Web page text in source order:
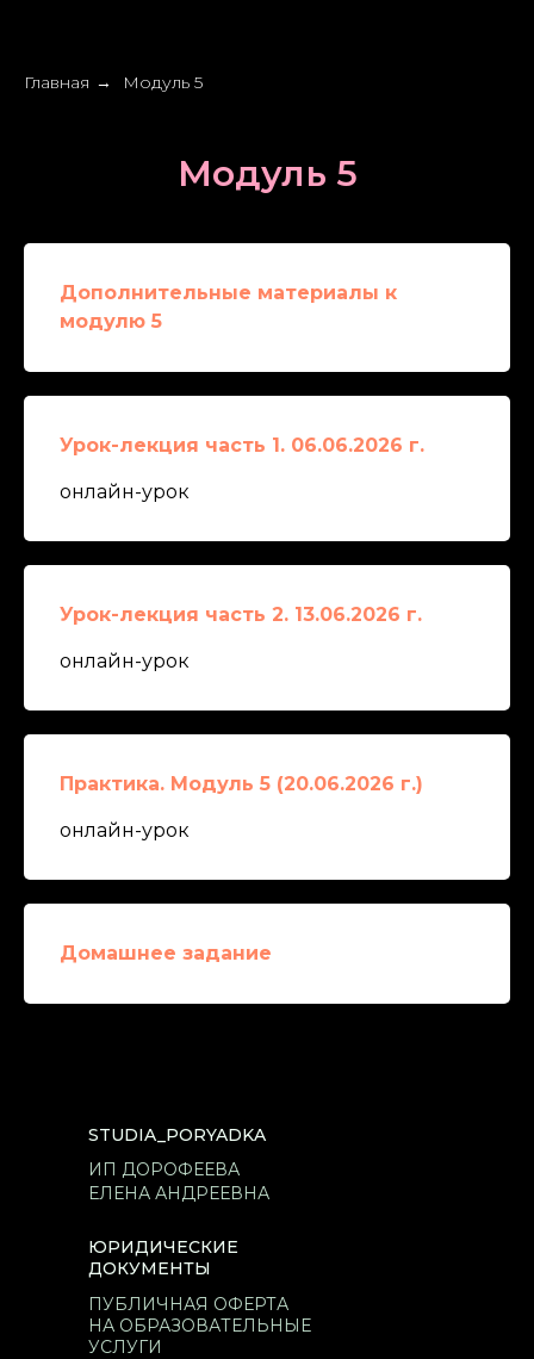
Главная → Модуль 5
Модуль 5
Дополнительные материалы к
модулю 5
Урок-лекция часть 1. 06.06.2026 г.
онлайн-урок
Урок-лекция часть 2. 13.06.2026 г.
онлайн-урок
Практика. Модуль 5 (20.06.2026 г.)
онлайн-урок
Домашнее задание
ИП ДОРОФЕЕВА
ЕЛЕНА АНДРЕЕВНА
ЮРИДИЧЕСКИЕ
ДОКУМЕНТЫ
ПУБЛИЧНАЯ ОФЕРТА
НА ОБРАЗОВАТЕЛЬНЫЕ
УСЛУГИ
STUDIA_PORYADKA